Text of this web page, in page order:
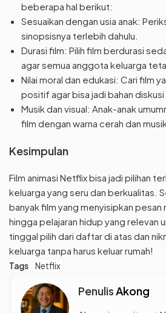
beberapa hal berikut:
Sesuaikan dengan usia anak:
sinopsisnya terlebih dahulu.
Durasi film: Pilih film berdurasi
agar semua anggota keluarga
Nilai moral dan edukasi: Cari film
positif agar bisa jadi bahan
Musik dan visual: Anak-anak
film dengan warna cerah dan
Kesimpulan
Film animasi Netflix bisa jadi pilihan
keluarga yang seru dan berkualitas.
banyak film yang menyisipkan pesan
hingga pelajaran hidup yang relevan
tinggal pilih dari daftar di atas dan
keluarga tanpa harus keluar rumah!
Tags Netflix
PenulisAkong